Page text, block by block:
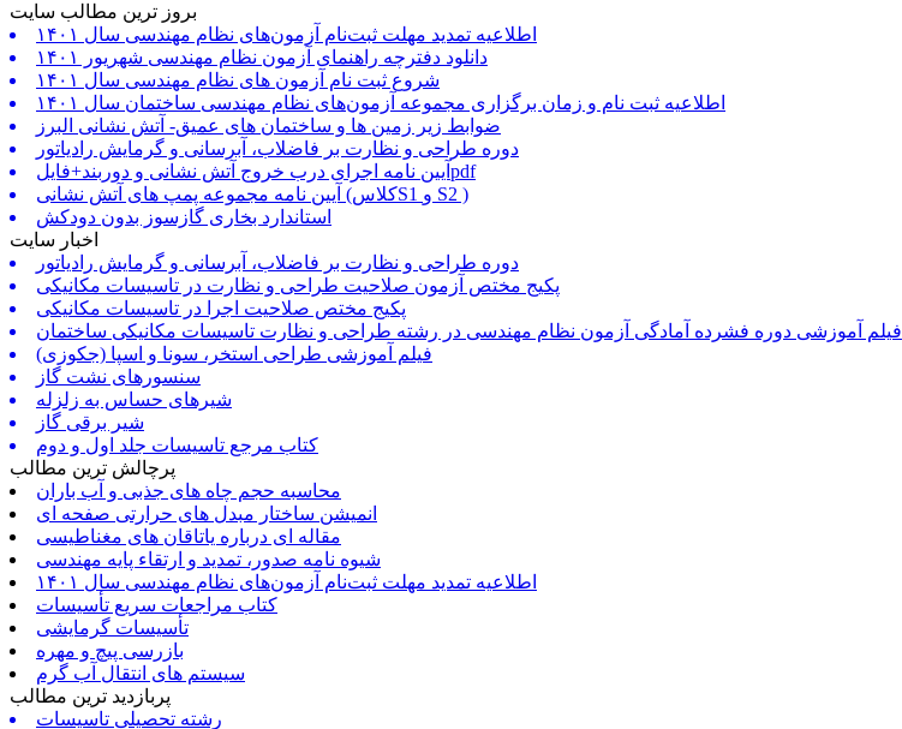
بروز ترین مطالب سایت
اطلاعیه تمدید مهلت ثبت‌نام آزمون‌های نظام مهندسی سال ۱۴۰۱
دانلود دفترچه راهنمای آزمون نظام مهندسی شهریور ۱۴۰۱
شروع ثبت نام آزمون های نظام مهندسی سال ۱۴۰۱
اطلاعیه ثبت نام و زمان برگزاری مجموعه آزمون‌های نظام مهندسی ساختمان سال ۱۴۰۱
ضوابط زیر زمین ها و ساختمان های عمیق- آتش نشانی البرز
دوره طراحی و نظارت بر فاضلاب، آبرسانی و گرمایش رادیاتور
آیین نامه اجرای درب خروج آتش نشانی و دوربند+فایلpdf
آیین نامه مجموعه پمپ های آتش نشانی (کلاسS1 و S2 )
استاندارد بخاری گازسوز بدون دودکش
اخبار سایت
دوره طراحی و نظارت بر فاضلاب، آبرسانی و گرمایش رادیاتور
پکیج مختص آزمون صلاحیت طراحی و نظارت در تاسیسات مکانیکی
پکیج مختص صلاحیت اجرا در تاسیسات مکانیکی
فیلم آموزشی دوره فشرده آمادگی آزمون نظام مهندسی در رشته طراحی و نظارت تاسیسات مکانیکی ساختمان
فیلم آموزشی طراحی استخر، سونا و اسپا (جکوزی)
سنسورهای نشت گاز
شیرهای حساس به زلزله
شیر برقی گاز
کتاب مرجع تاسیسات جلد اول و دوم
پرچالش ترین مطالب
محاسبه حجم چاه های جذبی و آب باران
انمیشن ساختار مبدل های حرارتی صفحه ای
مقاله ای درباره یاتاقان های مغناطیسی
شیوه نامه صدور، تمدید و ارتقاء پایه مهندسی
اطلاعیه تمدید مهلت ثبت‌نام آزمون‌های نظام مهندسی سال ۱۴۰۱
کتاب مراجعات سریع تأسیسات
تأسیسات گرمایشی
بازرسی پیچ و مهره
سیستم های انتقال آب گرم
پربازدید ترین مطالب
رشته تحصیلی تاسیسات